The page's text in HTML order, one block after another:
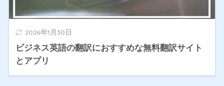
2026年1月30日
ビジネス英語の翻訳におすすめな無料翻訳サイト
とアプリ